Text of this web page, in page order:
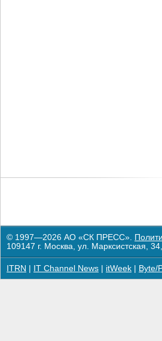
© 1997—2026 АО «СК ПРЕСС».
109147 г. Москва, ул. Марксистская,
ITRN IT Channel News itWeek Byte/